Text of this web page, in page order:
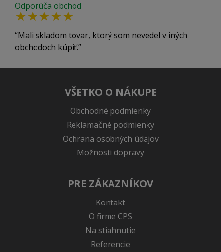
Odporúča obchod
Mali skladom tovar, ktorý som nevedel v iných
obchodoch kúpiť.
VŠETKO O NÁKUPE
Obchodné podmienky
Reklamačné podmienky
Ochrana osobných údajov
Možnosti dopravy
PRE ZÁKAZNÍKOV
Kontakt
O firme CPS
Na stiahnutie
Referencie